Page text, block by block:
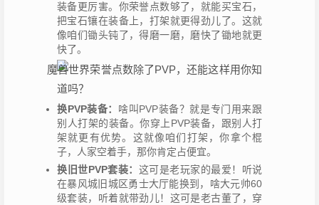
装备更厉害。你荣誉点数够了，就能买宝石，
把宝石镶在装备上，打架就更得劲儿了。这就
像咱们锄头钝了，得磨一磨，磨快了锄地就更
快了。
换PVP装备： 啥叫PVP装备？就是专门用来跟
别人打架的装备。你穿上PVP装备，跟别人打
架就更有优势。这就像咱们打架，你拿个棍
子，人家空着手，那你肯定占便宜。
换旧世PVP套装： 这可是老玩家的最爱！听说
在暴风城旧城区勇士大厅能换到，啥大元帅60
级套装，听着就带劲儿！这可是老古董了，穿